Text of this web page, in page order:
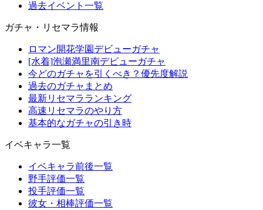
過去イベント一覧
ガチャ・リセマラ情報
ロマン開花学園デビューガチャ
[水着]泡瀬満里南デビューガチャ
今どのガチャを引くべき？優先度解説
過去のガチャまとめ
最新リセマラランキング
高速リセマラのやり方
基本的なガチャの引き時
イベキャラ一覧
イベキャラ前後一覧
野手評価一覧
投手評価一覧
彼女・相棒評価一覧